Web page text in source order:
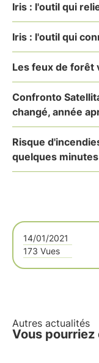
Iris : l'outil qui
Iris : l'outil qui
Les feux de forêt
Confronto
changé, année
Risque
quelques
14/01/2021
173 Vues
Autres actualités
Vous